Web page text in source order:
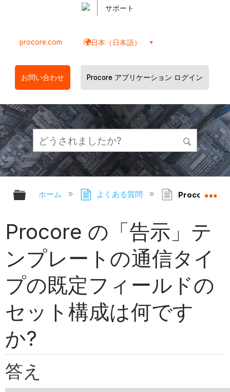
サポート
procore.com 日本（日本語）
お問い合わせ Procore アプリケーション ログイン
グローバル階層を展開/折りたたむ
ホーム よくある質問 Procore の「
Procore の「告示」テ
ンプレートの通信タイ
プの既定フィールドの
セット構成は何です
か?
答え